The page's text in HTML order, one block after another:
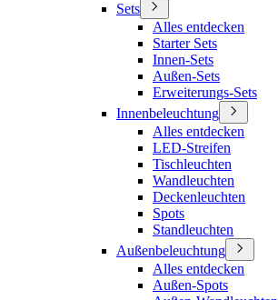
Sets
Alles entdecken
Starter Sets
Innen-Sets
Außen-Sets
Erweiterungs-Sets
Innenbeleuchtung
Alles entdecken
LED-Streifen
Tischleuchten
Wandleuchten
Deckenleuchten
Spots
Standleuchten
Außenbeleuchtung
Alles entdecken
Außen-Spots